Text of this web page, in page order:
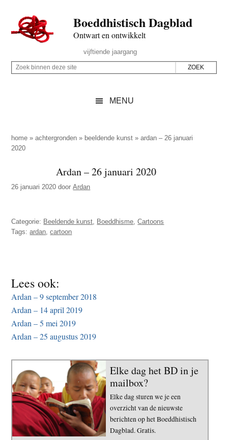
naar
de
inhoud
secondary
naar
de
sidebar
naar
de
Boeddhistisch Dagblad
Ontwart en ontwikkelt
Rechts
vijftiende jaargang
Z
p
d
z
i
t
Z
i
n
n
z
t
e
MENU
home »achtergronden » beeldende kunst »ardan – 26 januari
2020
Ardan – 26 januari 2020
26 januari 2020 doorArdan
Categorie: Beeldende kunst Boeddhisme ,Cartoons
Tags:ardan ,cartoon
Lees ook:
Ardan – 9 september 2018
Ardan – 14 april 2019
Ardan – 5 mei 2019
Ardan – 25 augustus 2019
Elke dag het BD in je
mailbox?
Elke dag sturen we je een
overzicht van de nieuwste
berichten op het Boeddhistisch
Dagblad. Gratis.